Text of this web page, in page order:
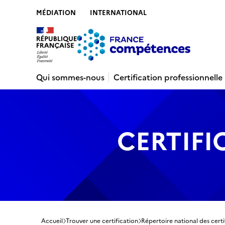
MÉDIATION INTERNATIONAL
Qui sommes-nous
Certification professionnelle
Accueil Trouver une certification Répertoire national des